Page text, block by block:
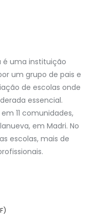
é uma instituição
um grupo de pais e
de escolas onde
essencial.
11 comunidades,
em Madri. No
escolas, mais de